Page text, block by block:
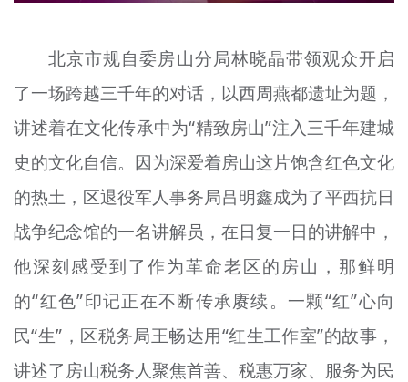
北京市规自委房山分局林晓晶带领观众开启
了一场跨越三千年的对话，以西周燕都遗址为题，
讲述着在文化传承中为“精致房山”注入三千年建城
史的文化自信。因为深爱着房山这片饱含红色文化
的热土，区退役军人事务局吕明鑫成为了平西抗日
战争纪念馆的一名讲解员，在日复一日的讲解中，
他深刻感受到了作为革命老区的房山，那鲜明
的“红色”印记正在不断传承赓续。一颗“红”心向
民“生”，区税务局王畅达用“红生工作室”的故事，
讲述了房山税务人聚焦首善、税惠万家、服务为民